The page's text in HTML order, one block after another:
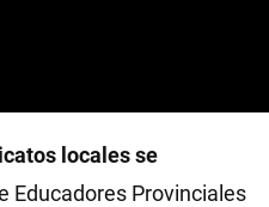
locales se
Educadores Provinciales